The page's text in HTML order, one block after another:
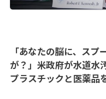
「あなたの脳に、ス
が？」米政府が水道水
プラスチックと医薬品